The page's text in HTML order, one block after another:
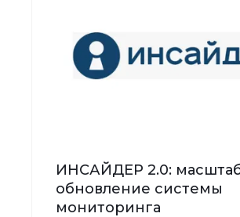
ИНСАЙДЕР 2.0:
обновление системы
мониторинга